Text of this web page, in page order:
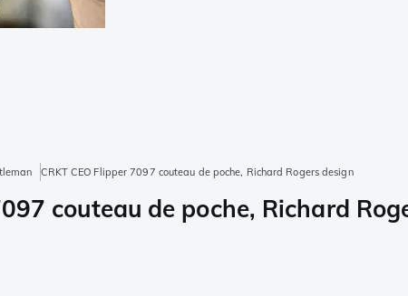
CRKT CEO Flipper 7097 couteau de poche, Richard Rogers design
couteau de poche, Richard